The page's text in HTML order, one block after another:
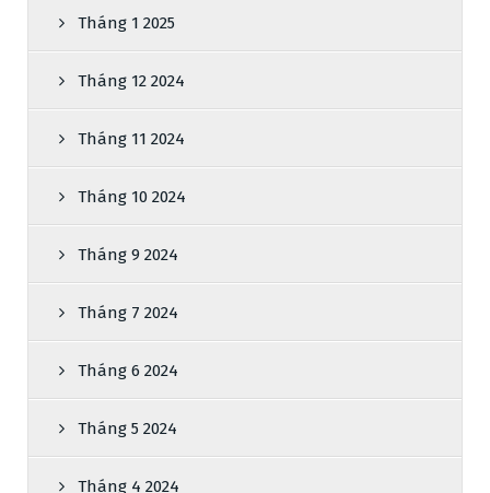
Tháng 1 2025
Tháng 12 2024
Tháng 11 2024
Tháng 10 2024
Tháng 9 2024
Tháng 7 2024
Tháng 6 2024
Tháng 5 2024
Tháng 4 2024